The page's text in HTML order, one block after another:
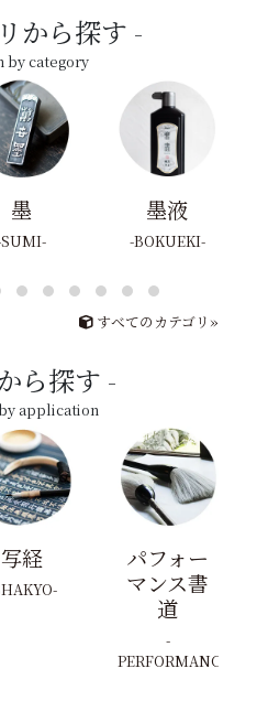
から探す
by category
墨
SUMI
墨液
BOKUEKI
すべてのカテゴリ»
ら探す
application
写経
パフォー
マンス書
道
PERFORMANCE